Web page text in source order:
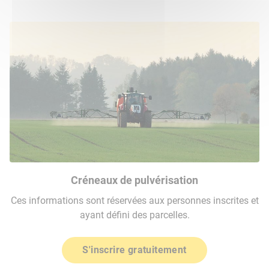
Créneaux de pulvérisation
Ces informations sont réservées aux personnes inscrites et
ayant défini des parcelles.
S'inscrire gratuitement